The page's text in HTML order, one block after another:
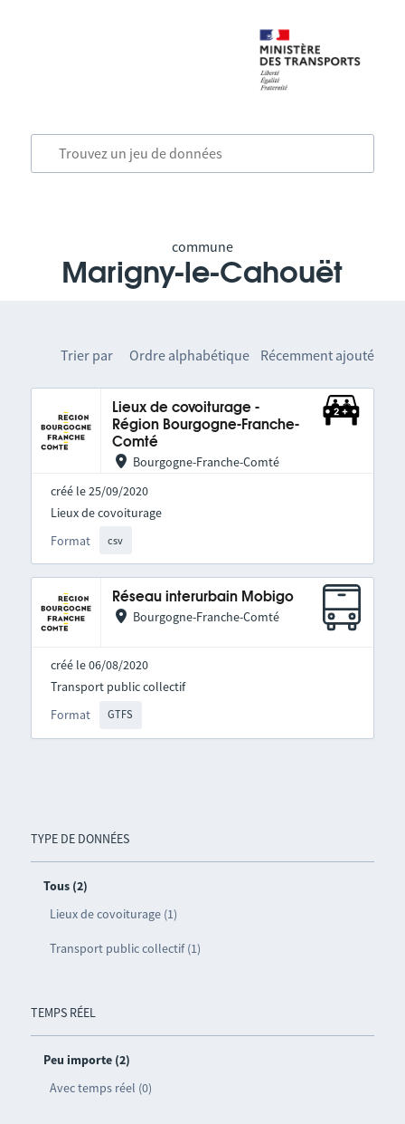
commune
Marigny-le-Cahouët
TYPE DE DONNÉES
Tous (2)
Lieux de covoiturage (1)
Transport public collectif (1)
TEMPS RÉEL
Peu importe (2)
Avec temps réel (0)
Trier par Ordre alphabétique Récemment ajouté
Lieux de covoiturage -
Région Bourgogne-Franche-
Comté
Bourgogne-Franche-Comté
créé le 25/09/2020
Format csv
Lieux de covoiturage
Réseau interurbain Mobigo
Bourgogne-Franche-Comté
créé le 06/08/2020
Format GTFS
Transport public collectif